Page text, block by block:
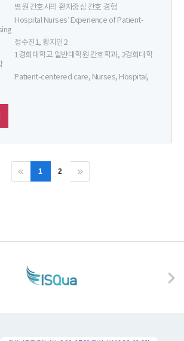
병원 간호사의 환자중심 간호 경험
Hospital Nurses’ Experience of Patient-
정수진1, 황지인2
1경희대학교 일반대학원 간호학과, 2경희대학
Patient-centered care, Nurses, Hospital,
1 2